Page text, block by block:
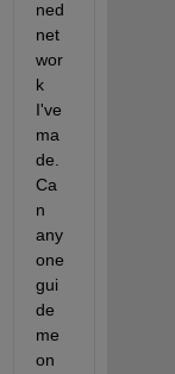
ned
net
wor
k
I've
ma
de.
Ca
n
any
one
gui
de
me
on